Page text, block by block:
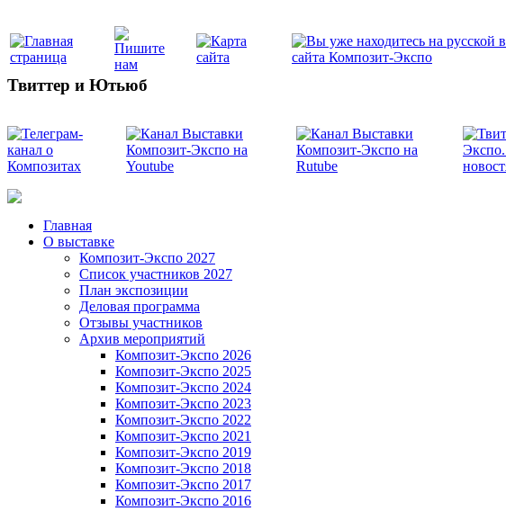
Твиттер и Ютьюб
Главная
О выставке
Композит-Экспо 2027
Список участников 2027
План экспозиции
Деловая программа
Отзывы участников
Архив мероприятий
Композит-Экспо 2026
Композит-Экспо 2025
Композит-Экспо 2024
Композит-Экспо 2023
Композит-Экспо 2022
Композит-Экспо 2021
Композит-Экспо 2019
Композит-Экспо 2018
Композит-Экспо 2017
Композит-Экспо 2016